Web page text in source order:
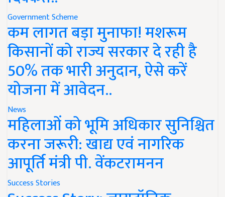
Government Scheme
कम लागत बड़ा मुनाफा! मशरूम
किसानों को राज्य सरकार दे रही है
50% तक भारी अनुदान, ऐसे करें
योजना में आवेदन..
News
महिलाओं को भूमि अधिकार सुनिश्चित
करना जरूरी: खाद्य एवं नागरिक
आपूर्ति मंत्री पी. वेंकटरामनन
Success Stories